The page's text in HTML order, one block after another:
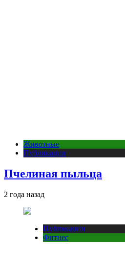
Животные
Публикации
Пчелиная пыльца
2 года назад
Публикации
Фитнес